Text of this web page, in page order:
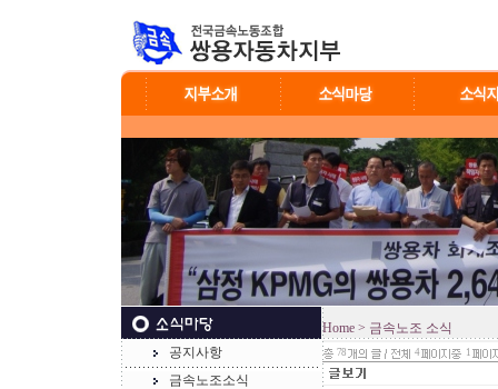
공지사항
금속노조소식
Home > 금속노조 소식
78 4 1